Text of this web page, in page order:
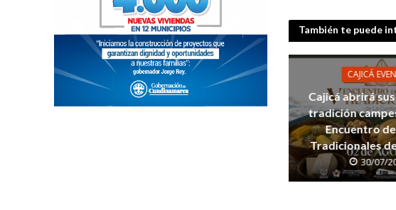
También te puede
CAJICÁ
Cajicá abrirá
tradición
Encuentro
Tradicionales
30/07/